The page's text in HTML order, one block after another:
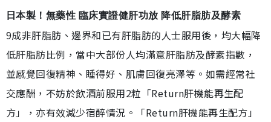
日本製！無藥性 臨床實證健肝功放 降低肝脂肪及酵素
9成非肝脂肪、邊界和已有肝脂肪的人士服用後，均大幅降
低肝脂肪比例，當中大部份人均滿意肝脂肪及酵素指數，
並感覺回復精神、睡得好、肌膚回復亮澤等。如需經常社
交應酬，不妨於飲酒前服用2粒「Return肝機能再生配
方」，亦有效減少宿醉情況。「Return肝機能再生配方」